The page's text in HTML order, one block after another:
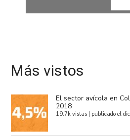
Más vistos
El sector avícola en
2018
19.7k vistas publicado el